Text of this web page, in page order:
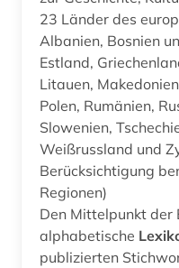
23 Länder des
Albanien, Bosnien
Estland,
Litauen,
Polen, Rumänien,
Slowenien,
Weißrussland und
Berücksichtigung
Regionen)
Den Mittelpunkt der
alphabetische
publizierten